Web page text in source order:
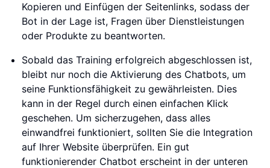
Kopieren und Einfügen der Seitenlinks, sodass der
Bot in der Lage ist, Fragen über Dienstleistungen
oder Produkte zu beantworten.
Sobald das Training erfolgreich abgeschlossen ist,
bleibt nur noch die Aktivierung des Chatbots, um
seine Funktionsfähigkeit zu gewährleisten. Dies
kann in der Regel durch einen einfachen Klick
geschehen. Um sicherzugehen, dass alles
einwandfrei funktioniert, sollten Sie die Integration
auf Ihrer Website überprüfen. Ein gut
funktionierender Chatbot erscheint in der unteren